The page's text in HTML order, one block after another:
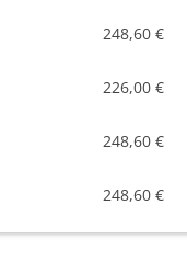
248,60 €
226,00 €
248,60 €
248,60 €